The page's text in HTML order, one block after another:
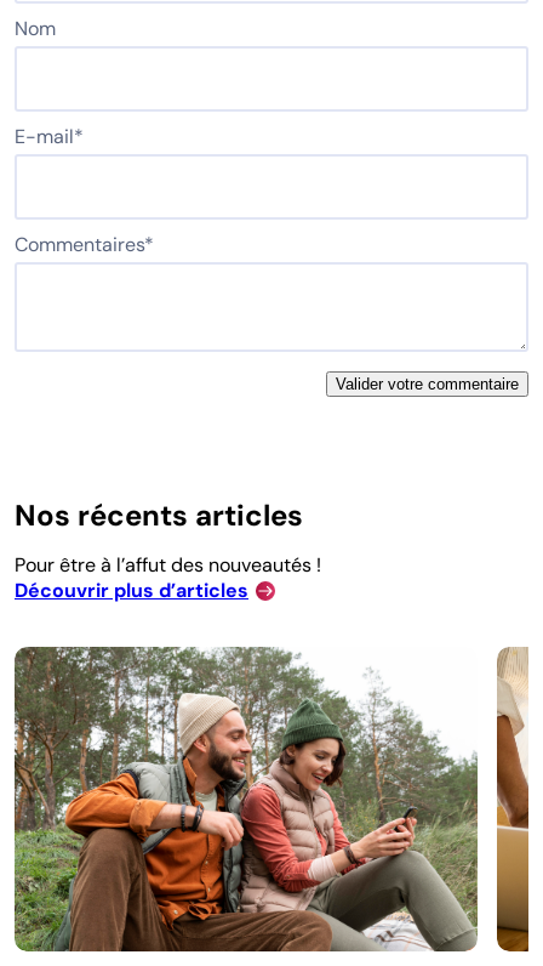
Nom
E-mail*
Commentaires*
Nos récents articles
Pour être à l’affut des nouveautés !
Découvrir plus d’articles